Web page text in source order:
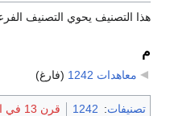
هذا التصنيف يحوي التصنيف
م
معاهدات 1242 (فارغ)
تصنيفات:
1242 قرن 13 في القانون